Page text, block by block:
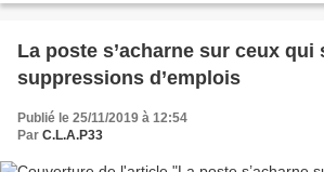
La poste s’acharne sur ceux qui
suppressions d’emplois
Publié le 25/11/2019 à 12:54
Par C.L.A.P33